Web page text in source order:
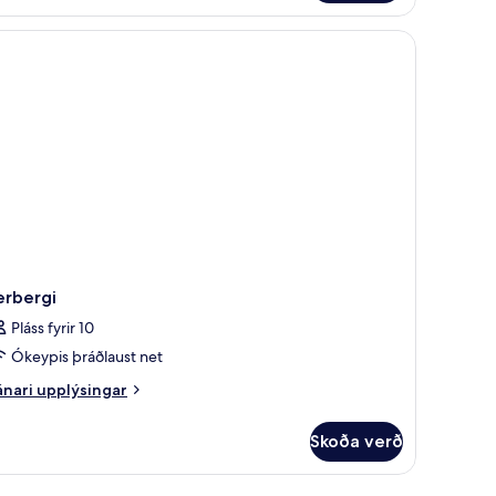
Beds | Rúmföt af bestu gerð, öryggishólf í herbergi, skrifborð
Pláss fyrir 10
Ókeypis þráðlaust net
upplýsingar
Skoða verð